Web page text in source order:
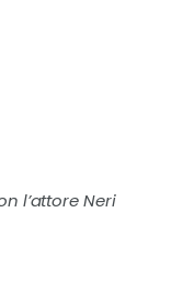
l’attore Neri